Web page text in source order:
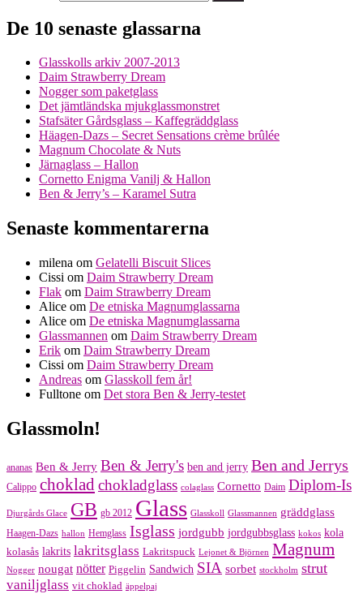
De 10 senaste glassarna
Glasskolls arkiv 2007-2013
Daim Strawberry Dream
Nogger som paketglass
Det jämtländska mjukglassmonstret
Stafsäter Gårdsglass – Kaffegräddglass
Häagen-Dazs – Secret Sensations crème brûlée
Magnum Chocolate & Nuts
Järnaglass – Hallon
Cornetto Enigma Vanilj & Hallon
Ben & Jerry’s – Karamel Sutra
Senaste kommentarerna
milena om Gelatelli Biscuit Slices
Cissi om Daim Strawberry Dream
Flak om Daim Strawberry Dream
Alice om De etniska Magnumglassarna
Alice om De etniska Magnumglassarna
Glassmannen om Daim Strawberry Dream
Erik om Daim Strawberry Dream
Cissi om Daim Strawberry Dream
Andreas om Glasskoll fem år!
Fulltone om Det stora Ben & Jerry-testet
Glassmoln!
ananas Ben & Jerry Ben & Jerry's ben and jerry Ben and Jerrys
Calippo choklad chokladglass colaglass Cornetto Daim Diplom-Is
Djurgårds Glace GB gb 2012 Glass Glasskoll Glassmannen gräddglass
Haagen-Dazs hallon Hemglass Isglass jordgubb jordgubbsglass kokos kola
kolasås lakrits lakritsglass Lakritspuck Lejonet & Björnen Magnum
Nogger nougat nötter Piggelin Sandwich SIA sorbet stockholm strut
vaniljglass vit choklad äppelpaj